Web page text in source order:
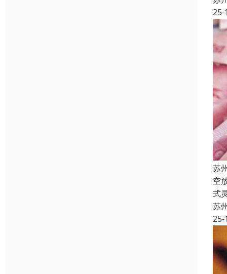
25-
苏
空
式
苏
25-